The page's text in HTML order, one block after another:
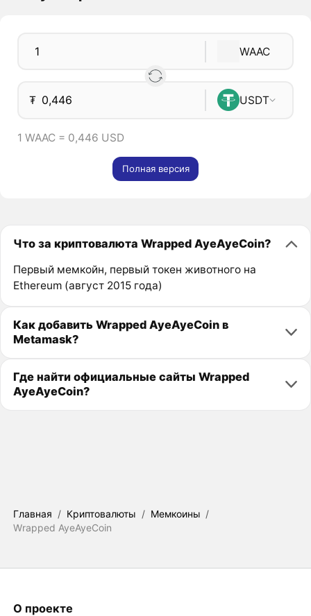
WAAC
₮ USDT
1 WAAC = 0,446 USD
Полная версия
Что за криптовалюта Wrapped AyeAyeCoin?
Первый мемкойн, первый токен животного на
Ethereum (август 2015 года)
Как добавить Wrapped AyeAyeCoin в
Metamask?
Где найти официальные сайты Wrapped
AyeAyeCoin?
Главная / Криптовалюты / Мемкоины /
Wrapped AyeAyeCoin
О проекте